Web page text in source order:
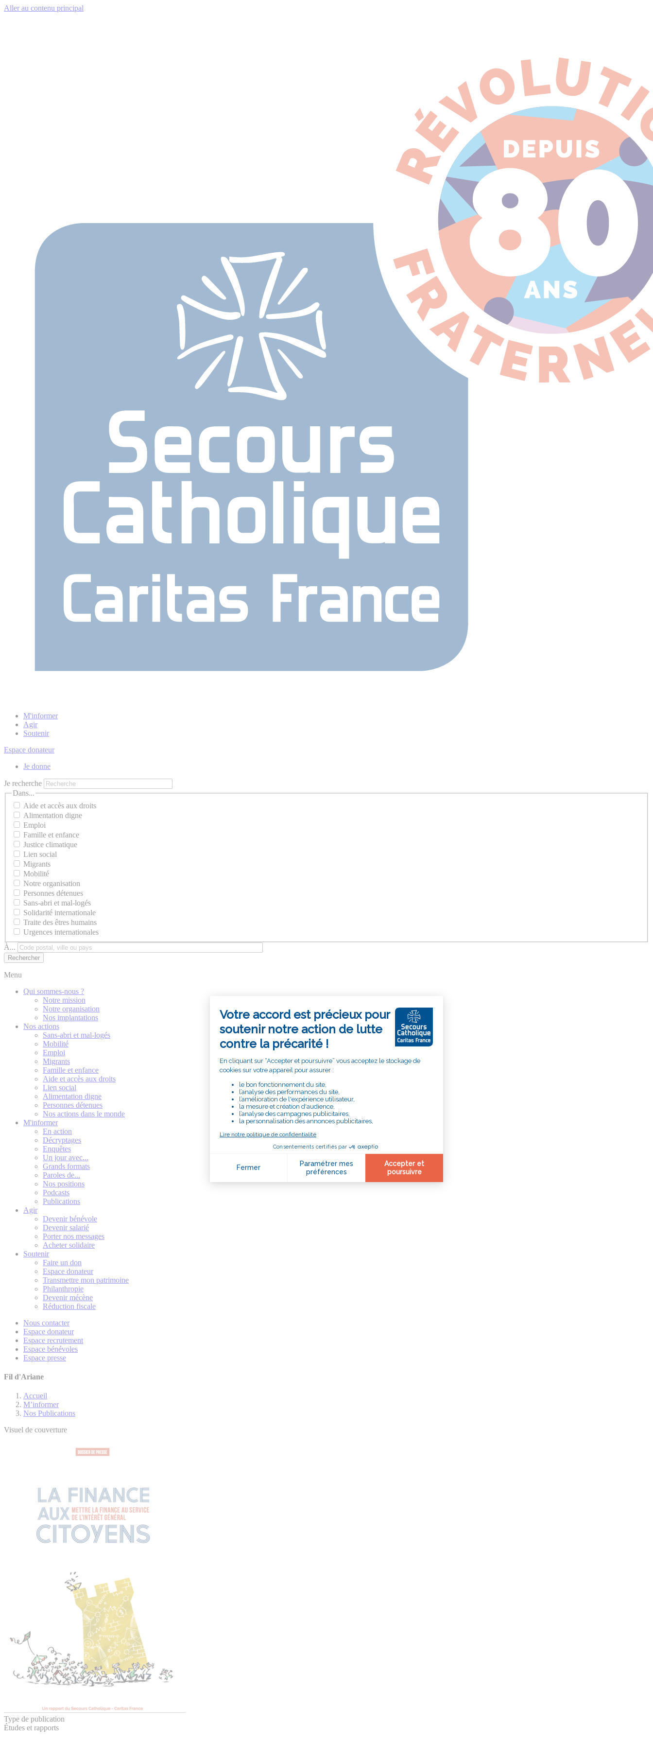
Aller au contenu principal
M'informer
Agir
Soutenir
Espace donateur
Je donne
Je recherche
Dans...
Aide et accès aux droits
Alimentation digne
Emploi
Famille et enfance
Justice climatique
Lien social
Migrants
Mobilité
Notre organisation
Personnes détenues
Sans-abri et mal-logés
Solidarité internationale
Traite des êtres humains
Urgences internationales
À...
Menu
Qui sommes-nous ?
Notre mission
Notre organisation
Nos implantations
Nos actions
Sans-abri et mal-logés
Mobilité
Emploi
Migrants
Famille et enfance
Aide et accès aux droits
Lien social
Alimentation digne
Personnes détenues
Nos actions dans le monde
M'informer
En action
Décryptages
Enquêtes
Un jour avec...
Grands formats
Paroles de...
Nos positions
Podcasts
Publications
Agir
Devenir bénévole
Devenir salarié
Porter nos messages
Acheter solidaire
Soutenir
Faire un don
Espace donateur
Transmettre mon patrimoine
Philanthropie
Devenir mécène
Réduction fiscale
Nous contacter
Espace donateur
Espace recrutement
Espace bénévoles
Espace presse
Fil d'Ariane
Accueil
M’informer
Nos Publications
Visuel de couverture
Type de publication
Études et rapports